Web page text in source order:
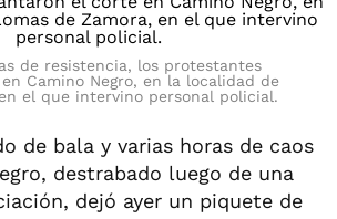
de resistencia, los protestantes
Camino Negro, en la localidad de
el que intervino personal policial.
de bala y varias horas de caos
destrabado luego de una
dejó ayer un piquete de